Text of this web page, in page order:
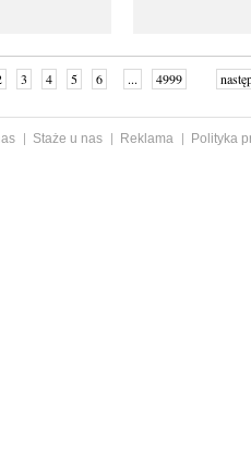
3 4 5 6 ... 4999
Staże u nas Reklama
Polityka